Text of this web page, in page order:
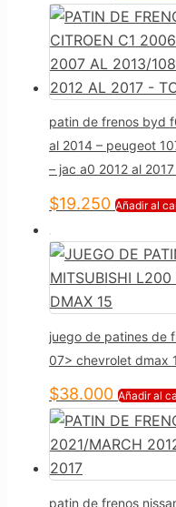
patin de frenos byd
al 2014 – peugeot
– jac a0 2012 al
$19.250 Añadir al
juego de patines de
07> chevrolet dmax
$38.000 Añadir al
patin de frenos